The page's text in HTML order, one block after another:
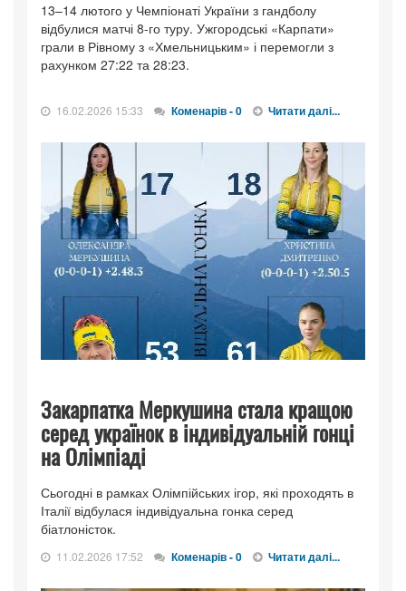
13–14 лютого у Чемпіонаті України з гандболу
відбулися матчі 8-го туру. Ужгородські «Карпати»
грали в Рівному з «Хмельницьким» і перемогли з
рахунком 27:22 та 28:23.
16.02.2026 15:33 Коменарів - 0 Читати далі...
Закарпатка Меркушина стала кращою
серед українок в індивідуальній гонці
на Олімпіаді
Сьогодні в рамках Олімпійських ігор, які проходять в
Італії відбулася індивідуальна гонка серед
біатлоністок.
11.02.2026 17:52 Коменарів - 0 Читати далі...